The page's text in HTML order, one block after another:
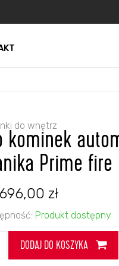
do wnętrz
kominek
Prime fire
zł
Produkt dostępny
DODAJ DO KOSZYKA